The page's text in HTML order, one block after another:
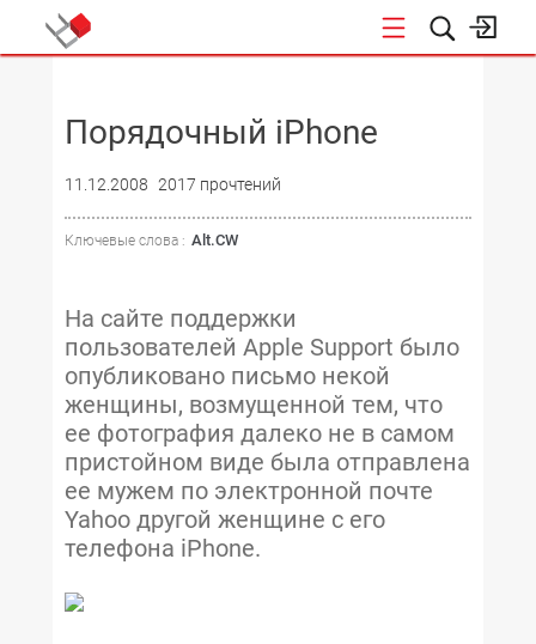
Порядочный iPhone
11.12.2008 2017 прочтений
Ключевые слова : Alt.CW
На сайте поддержки
пользователей Apple Support было
опубликовано письмо некой
женщины, возмущенной тем, что
ее фотография далеко не в самом
пристойном виде была отправлена
ее мужем по электронной почте
Yahoo другой женщине с его
телефона iPhone.